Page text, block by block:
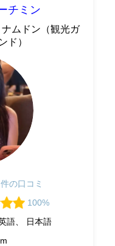
チミン
ムドン（観光ガ
ド）
の口コミ
100%
語、 日本語